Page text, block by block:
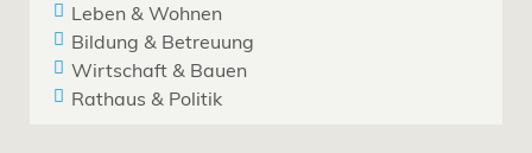
Leben & Wohnen
Bildung & Betreuung
Wirtschaft & Bauen
Rathaus & Politik